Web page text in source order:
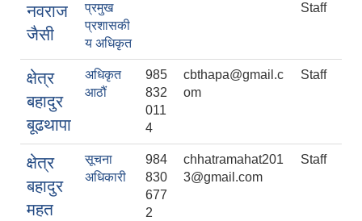
नवराज
जैसी
प्रमुख
प्रशासकी
य अधिकृत
Staff
क्षेत्र
बहादुर
बूढथापा
अधिकृत
आठौं
985
832
011
4
cbthapa@gmail.c
om
Staff
क्षेत्र
बहादुर
महत
सूचना
अधिकारी
984
830
677
2
chhatramahat201
3@gmail.com
Staff